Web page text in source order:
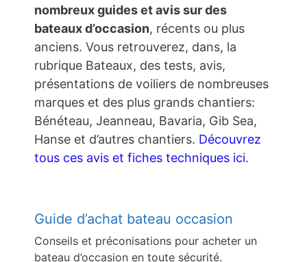
nombreux guides et avis sur des
bateaux d’occasion, récents ou plus
anciens. Vous retrouverez, dans, la
rubrique Bateaux, des tests, avis,
présentations de voiliers de nombreuses
marques et des plus grands chantiers:
Bénéteau, Jeanneau, Bavaria, Gib Sea,
Hanse et d’autres chantiers. Découvrez
tous ces avis et fiches techniques ici.
Guide d’achat bateau occasion
Conseils et préconisations pour acheter un
bateau d’occasion en toute sécurité.